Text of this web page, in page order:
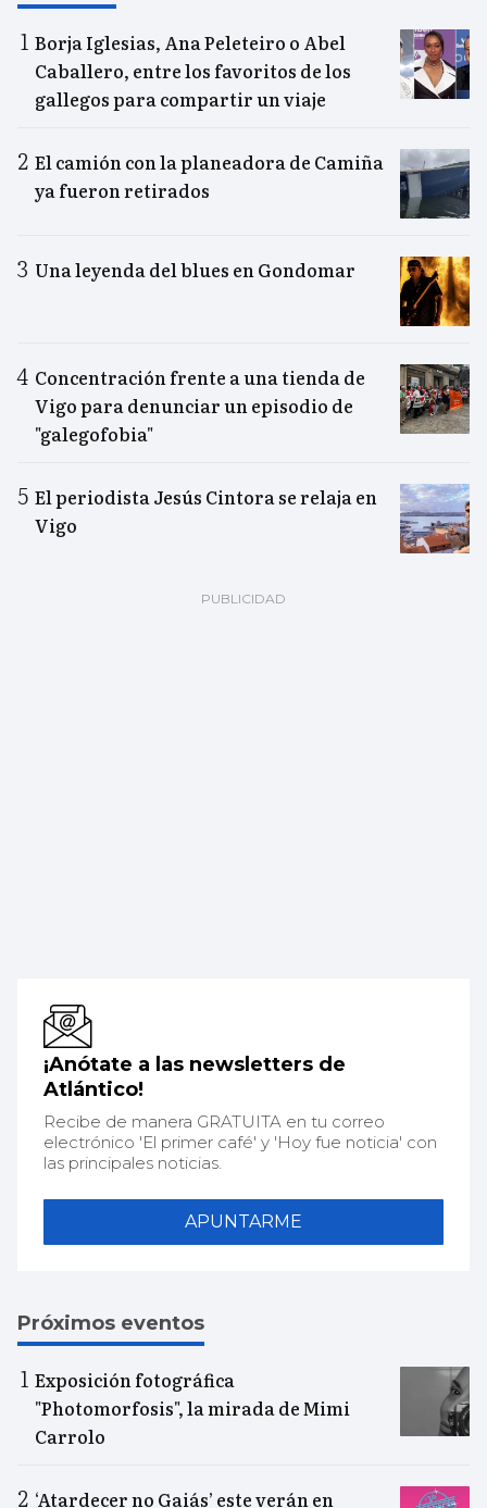
Borja Iglesias, Ana Peleteiro o Abel
Caballero, entre los favoritos de los
gallegos para compartir un viaje
El camión con la planeadora de Camiña
ya fueron retirados
Una leyenda del blues en Gondomar
Concentración frente a una tienda de
Vigo para denunciar un episodio de
"galegofobia"
El periodista Jesús Cintora se relaja en
Vigo
¡Anótate a las newsletters de
Atlántico!
Recibe de manera GRATUITA en tu correo
electrónico 'El primer café' y 'Hoy fue noticia' con
las principales noticias.
APUNTARME
Próximos eventos
Exposición fotográfica
"Photomorfosis", la mirada de Mimi
Carrolo
‘Atardecer no Gaiás’ este verán en